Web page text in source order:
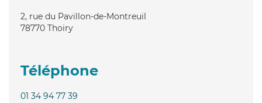
2, rue du Pavillon-de-Montreuil
78770 Thoiry
Téléphone
01 34 94 77 39